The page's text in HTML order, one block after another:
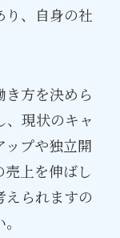
り、自身の社
き方を決めら
現状のキャ
ップや独立開
上を伸ばし
られますの